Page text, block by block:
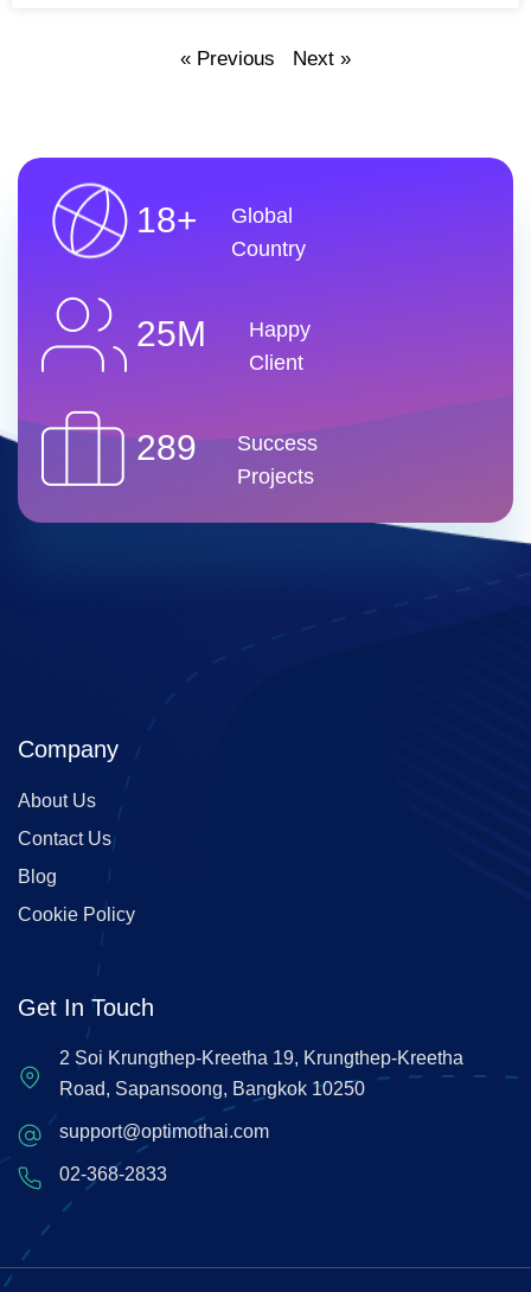
« Previous Next »
18+
Global
Country
25M
Happy
Client
289
Success
Projects
Company
About Us
Contact Us
Blog
Cookie Policy
Get In Touch
2 Soi Krungthep-Kreetha 19, Krungthep-Kreetha
Road, Sapansoong, Bangkok 10250
support@optimothai.com
02-368-2833